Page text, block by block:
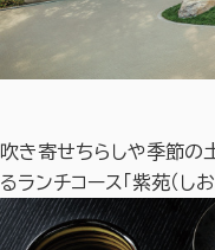
吹き寄せちらしや季節の
るランチコース「紫苑（しお